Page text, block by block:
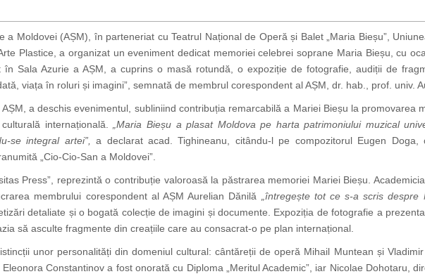
a Moldovei (AȘM), în parteneriat cu Teatrul Național de Operă și Balet „Maria Bieșu”,
Plastice, a organizat un eveniment dedicat memoriei celebrei soprane Maria Bieșu, cu
Sala Azurie a AȘM, a cuprins o masă rotundă, o expoziție de fotografie, audiții de
viața în roluri și imagini”, semnată de membrul corespondent al AȘM, dr. hab., prof. univ.
a deschis evenimentul, subliniind contribuția remarcabilă a Mariei Bieșu la promovarea
internațională.
„Maria Bieșu a plasat Moldova pe harta patrimoniului muzical
se integral artei”,a declarat acad. Tighineanu, citându-l pe compozitorul Eugen Doga,
„Cio-Cio-San a Moldovei”.
Press”, reprezintă o contribuție valoroasă la păstrarea memoriei Mariei Bieșu.
membrului corespondent al AȘM Aurelian Dănilă
„întregește tot ce s-a scris despre
detaliate și o bogată colecție de imagini și documente. Expoziția de fotografie a
să asculte fragmente din creațiile care au consacrat-o pe plan internațional.
unor personalități din domeniul cultural: cântăreții de operă Mihail Muntean și
Constantinov a fost onorată cu Diploma „Meritul Academic”, iar Nicolae Dohotaru,